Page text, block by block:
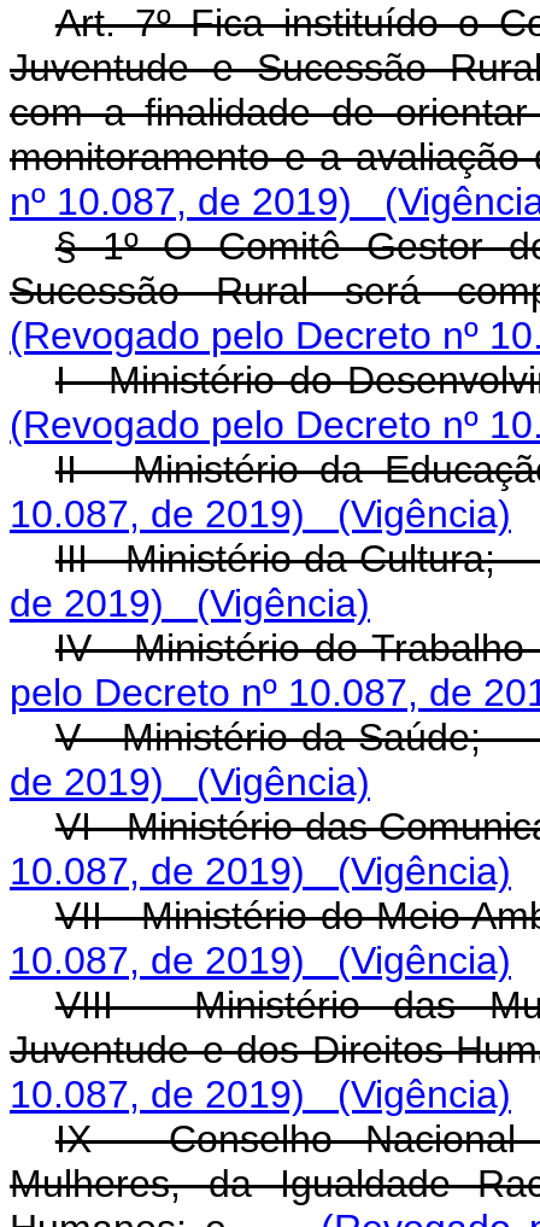
Art. 7º Fica instituído o
Juventude e Sucessão
com a finalidade de
monitoramento e a
nº 10.087, de 2019)
§ 1º O Comitê Gestor
Sucessão Rural será
(Revogado pelo Decreto nº
I - Ministério do
(Revogado pelo Decreto nº
II - Ministério da
10.087, de 2019)
(Vigência)
III - Ministério da
de 2019)
(Vigência)
IV - Ministério do
pelo Decreto nº 10.087, de
V - Ministério da
de 2019)
(Vigência)
VI - Ministério das
10.087, de 2019)
(Vigência)
VII - Ministério do Meio
10.087, de 2019)
(Vigência)
VIII - Ministério das
Juventude e dos Direitos
10.087, de 2019)
(Vigência)
IX - Conselho
Mulheres, da Igualdade